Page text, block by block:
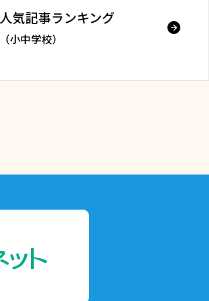
人気記事ランキング
（小中学校）